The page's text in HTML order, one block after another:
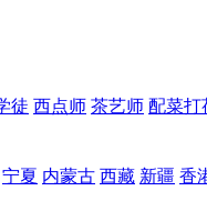
徒 西点师 茶艺师 配菜打
宁夏 内蒙古 西藏 新疆 香